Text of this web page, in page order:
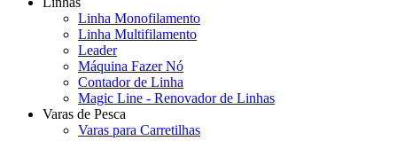
Linha Monofilamento
Linha Multifilamento
Leader
Máquina Fazer Nó
Contador de Linha
Magic Line - Renovador de Linhas
Varas de Pesca
Varas para Carretilhas